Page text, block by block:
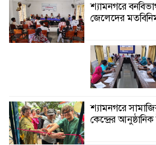
শ্যামনগরে
জেলেদের
শ্যামনগরে
কেন্দ্রের